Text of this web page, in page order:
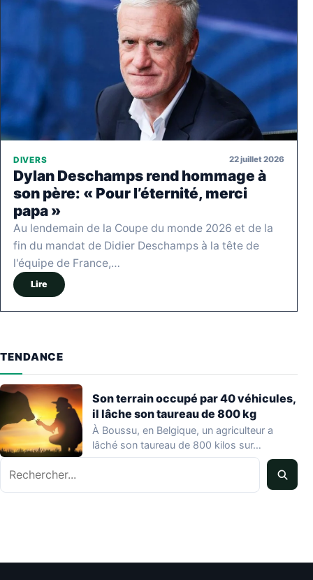
DIVERS 22 juillet 2026
Dylan Deschamps rend hommage à
son père: « Pour l’éternité, merci
papa »
Au lendemain de la Coupe du monde 2026 et de la
fin du mandat de Didier Deschamps à la tête de
l'équipe de France,…
Lire
TENDANCE
Son terrain occupé par 40 véhicules,
il lâche son taureau de 800 kg
À Boussu, en Belgique, un agriculteur a
lâché son taureau de 800 kilos sur…
Rechercher